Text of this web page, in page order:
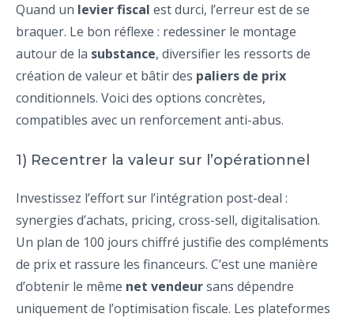
Quand un levier fiscal est durci, l’erreur est de se
braquer. Le bon réflexe : redessiner le montage
autour de la substance, diversifier les ressorts de
création de valeur et bâtir des paliers de prix
conditionnels. Voici des options concrètes,
compatibles avec un renforcement anti-abus.
1) Recentrer la valeur sur l’opérationnel
Investissez l’effort sur l’intégration post-deal :
synergies d’achats, pricing, cross-sell, digitalisation.
Un plan de 100 jours chiffré justifie des compléments
de prix et rassure les financeurs. C’est une manière
d’obtenir le même net vendeursans dépendre
uniquement de l’optimisation fiscale. Les plateformes